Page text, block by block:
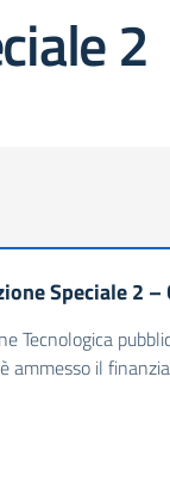
2
Speciale 2
Tecnologica
il